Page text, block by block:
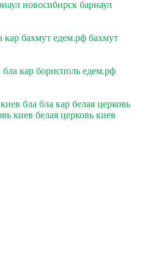
новосибирск барнаул
кар бахмут едем.рф бахмут
бла кар борисполь едем.рф
бла бла кар белая церковь
киев белая церковь киев